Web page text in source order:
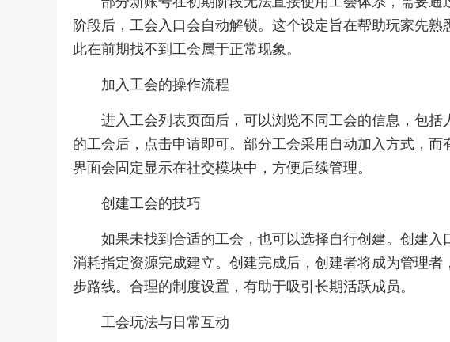
阶段后，工会入口会自动解锁。这个设定旨在帮助玩家先
此在前期找不到工会属于正常现象。
加入工会的操作流程
进入工会列表页面后，可以浏览不同工会的信息，包
的工会后，点击申请即可。部分工会采用自动加入方式，
界面会固定显示在社交模块中，方便后续管理。
创建工会的技巧
如果未找到合适的工会，也可以选择自行创建。创建
消耗指定资源完成建立。创建完成后，创建者将成为管理
步路线。合理的制度设置，有助于吸引长期活跃成员。
工会玩法与日常互动